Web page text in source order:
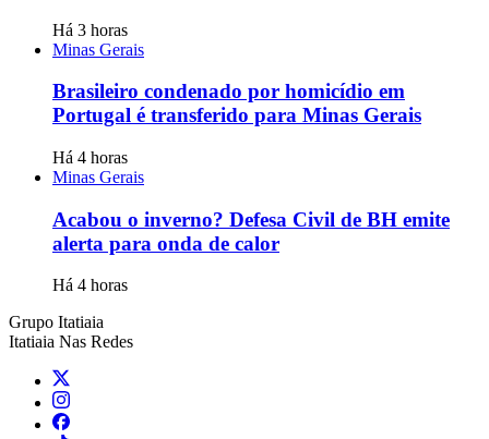
Há 3 horas
Minas Gerais
Brasileiro condenado por homicídio em
Portugal é transferido para Minas Gerais
Há 4 horas
Minas Gerais
Acabou o inverno? Defesa Civil de BH emite
alerta para onda de calor
Há 4 horas
Grupo Itatiaia
Itatiaia Nas Redes